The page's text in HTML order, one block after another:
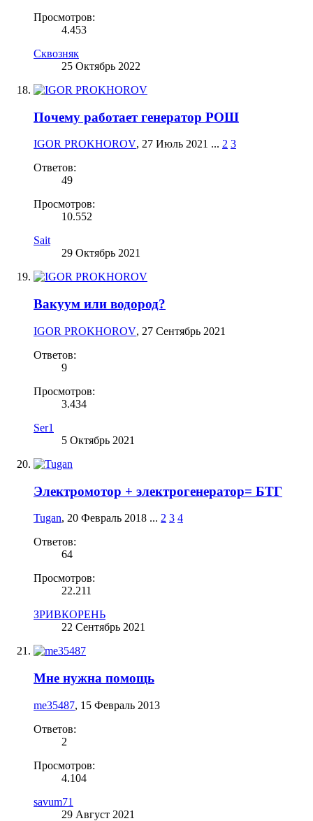
Просмотров:
4.453
Сквозняк
25 Октябрь 2022
Почему работает генератор РОШ
IGOR PROKHOROV, 27 Июль 2021 ... 2 3
Ответов:
49
Просмотров:
10.552
Sait
29 Октябрь 2021
Вакуум или водород?
IGOR PROKHOROV, 27 Сентябрь 2021
Ответов:
9
Просмотров:
3.434
Ser1
5 Октябрь 2021
Электромотор + электрогенератор= БТГ
Tugan, 20 Февраль 2018 ... 2 3 4
Ответов:
64
Просмотров:
22.211
ЗРИВКОРЕНЬ
22 Сентябрь 2021
Мне нужна помощь
me35487, 15 Февраль 2013
Ответов:
2
Просмотров:
4.104
savum71
29 Август 2021